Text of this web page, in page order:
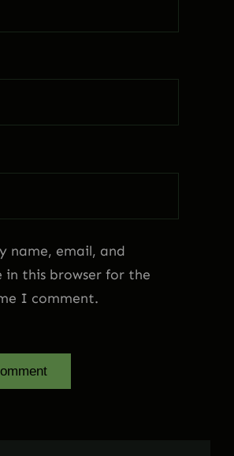
name, email, and
in this browser for the
I comment.